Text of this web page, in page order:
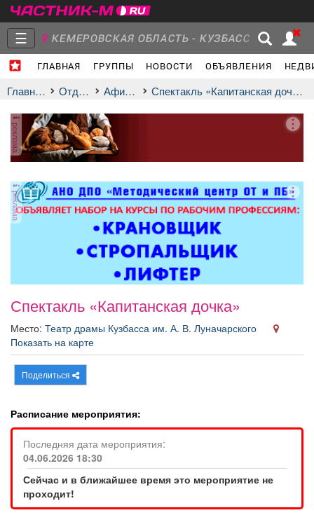
☰ КЕМЕРОВСКАЯ ОБЛАСТЬ - КУЗБАСС
ГЛАВНАЯ ГРУППЫ НОВОСТИ ОБЪЯВЛЕНИЯ
Объявления Недвижимость Услуги
ТВ программа Я - пенсионер
Главная Отдых афиша Спектакль «Капитанская дочка»
реклама
реклама
Спектакль «Капитанская дочка»
Место: Театр драмы Кузбасса им. А. В. Луначарского
Показать на карте
Поделиться
Расписание мероприятия:
Последняя дата мероприятия:
04.06.2026 18:30
Сейчас и в ближайшее время это мероприятие не
проходит!